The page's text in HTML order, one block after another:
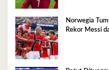
Norwegia
Rekor Messi